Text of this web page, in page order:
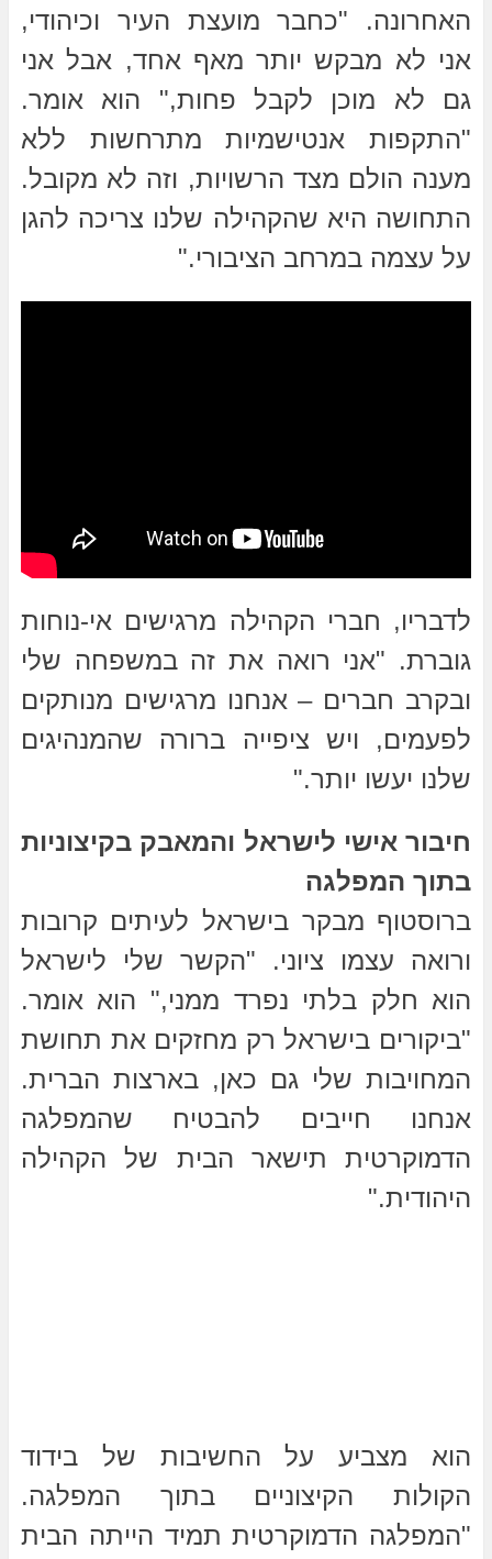
האחרונה. "כחבר מועצת העיר וכיהודי,
אני לא מבקש יותר מאף אחד, אבל אני
גם לא מוכן לקבל פחות," הוא אומר.
"התקפות אנטישמיות מתרחשות ללא
מענה הולם מצד הרשויות, וזה לא מקובל.
התחושה היא שהקהילה שלנו צריכה להגן
על עצמה במרחב הציבורי."
לדבריו, חברי הקהילה מרגישים אי-נוחות
גוברת. "אני רואה את זה במשפחה שלי
ובקרב חברים – אנחנו מרגישים מנותקים
לפעמים, ויש ציפייה ברורה שהמנהיגים
שלנו יעשו יותר."
חיבור אישי לישראל והמאבק בקיצוניות
בתוך המפלגה
ברוסטוף מבקר בישראל לעיתים קרובות
ורואה עצמו ציוני. "הקשר שלי לישראל
הוא חלק בלתי נפרד ממני," הוא אומר.
"ביקורים בישראל רק מחזקים את תחושת
המחויבות שלי גם כאן, בארצות הברית.
אנחנו חייבים להבטיח שהמפלגה
הדמוקרטית תישאר הבית של הקהילה
היהודית."
הוא מצביע על החשיבות של בידוד
הקולות הקיצוניים בתוך המפלגה.
"המפלגה הדמוקרטית תמיד הייתה הבית